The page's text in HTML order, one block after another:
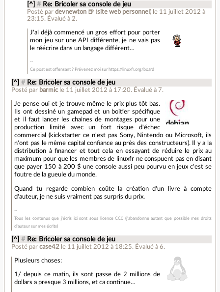
[^] # Re: Bricoler sa console de jeu
Posté pardevnewton 🍺 (site web personnel ) le 11 juillet 2012 à
23:15. Évalué à 2.
J'ai déjà commencé un gros effort pour porter
mon jeu sur une API différente, je ne vais pas
le réécrire dans un langage différent…
Ce post est offensant ? Prévenez moi sur https://linuxfr.org/board
[^] # Re: Bricoler sa console de jeu
Posté par barmic le 11 juillet 2012 à 17:20. Évalué à 7.
Je pense oui et je trouve même le prix plus tôt bas.
Ils ont dessiné un gamepad et un boitier spécifique
et il faut lancer les chaines de montages pour une
production limité avec un fort risque d'échec
commercial (kickstarter ce n'est pas Sony, Nintendo ou Microsoft, ils
n'ont pas le même capital confiance au près des constructeurs). Il y a la
distribution à financer et tout cela en essayant de réduire le prix au
maximum pour que les membres de linuxfr ne conspuent pas en disant
que payer 150 à 200 $ une console aussi peu pourvu en jeux c'est se
foutre de la gueule du monde.
Quand tu regarde combien coûte la création d'un livre à compte
d'auteur, je ne suis vraiment pas surpris du prix.
Tous les contenus que j'écris ici sont sous licence CC0 (j'abandonne autant que possible mes droits
d'auteur sur mes écrits)
[^] # Re: Bricoler sa console de jeu
Posté parcase42 le 11 juillet 2012 à 18:25. Évalué à6.
Plusieurs choses:
1/ depuis ce matin, ils sont passe de 2 millions de
dollars a presque 3 millions, et ca continue…